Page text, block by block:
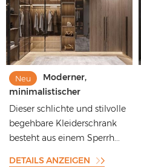
Neu
Moderner,
minimalistischer
begehbarer Kleiderschrank
Walnuss-Melamin-Finish
und Glastüren mit
Dieser schlichte und stilvolle
begehbare Kleiderschrank
besteht aus einem Sperrh...
DETAILS ANZEIGEN